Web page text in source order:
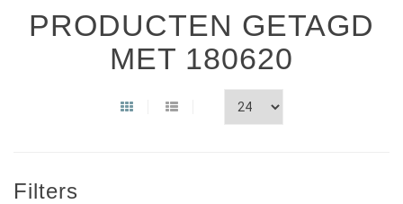
PRODUCTEN GETAGD
MET 180620
Filters